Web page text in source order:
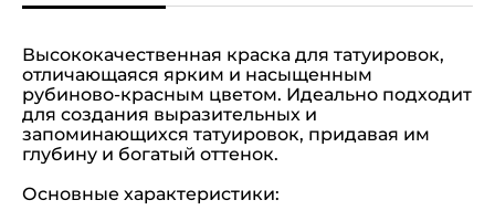
Высококачественная краска для татуировок,
отличающаяся ярким и насыщенным
рубиново-красным цветом. Идеально подходит
для создания выразительных и
запоминающихся татуировок, придавая им
глубину и богатый оттенок.
Основные характеристики: